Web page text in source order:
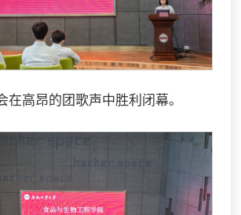
在高昂的团歌声中胜利闭幕。